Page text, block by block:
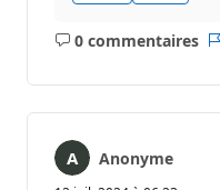
0 commentaires
Aucun
Anonyme